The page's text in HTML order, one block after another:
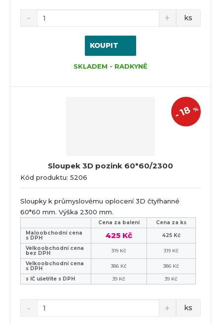
ks
KOUPIT
SKLADEM - RADKYNĚ
Sloupek 3D pozink 60*60/2300
Kód produktu: 5206
-
18%
Sloupky k průmyslovému oplocení 3D čtyřhanné
60*60 mm. Výška 2300 mm.
Cena za balení
Cena za ks
Maloobchodní cena
s DPH 425 Kč
425 Kč
Velkoobchodní cena
bez DPH 319 Kč
319 Kč
Velkoobchodní cena
s DPH 386 Kč
386 Kč
s IČ ušetříte s DPH
39 Kč 39 Kč
ks